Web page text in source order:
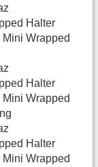
Halter
Wrapped
Halter
Wrapped
Halter
Wrapped